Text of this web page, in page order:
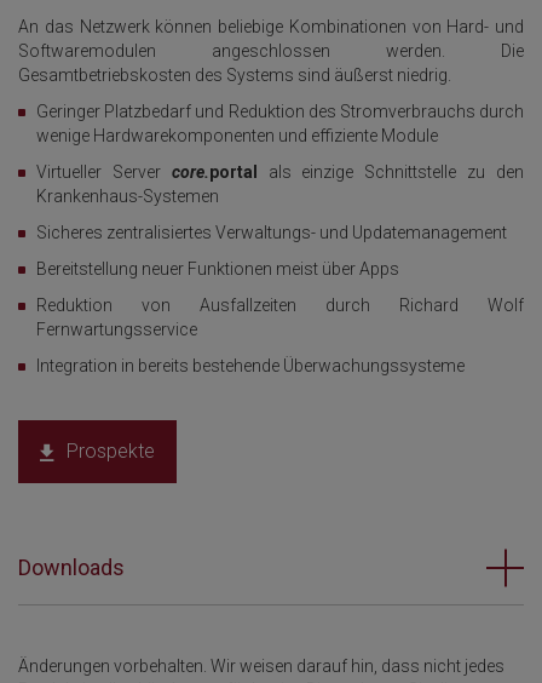
An das Netzwerk können beliebige Kombinationen von Hard- und
Softwaremodulen angeschlossen werden. Die
Gesamtbetriebskosten des Systems sind äußerst niedrig.
Geringer Platzbedarf und Reduktion des Stromverbrauchs durch
wenige Hardwarekomponenten und effiziente Module
Virtueller Server core.portal
als einzige Schnittstelle zu den
Krankenhaus-Systemen
Sicheres zentralisiertes Verwaltungs- und Updatemanagement
Bereitstellung neuer Funktionen meist über Apps
Reduktion von Ausfallzeiten durch Richard Wolf
Fernwartungsservice
Integration in bereits bestehende Überwachungssysteme
Prospekte
Downloads
Änderungen vorbehalten. Wir weisen darauf hin, dass nicht jedes